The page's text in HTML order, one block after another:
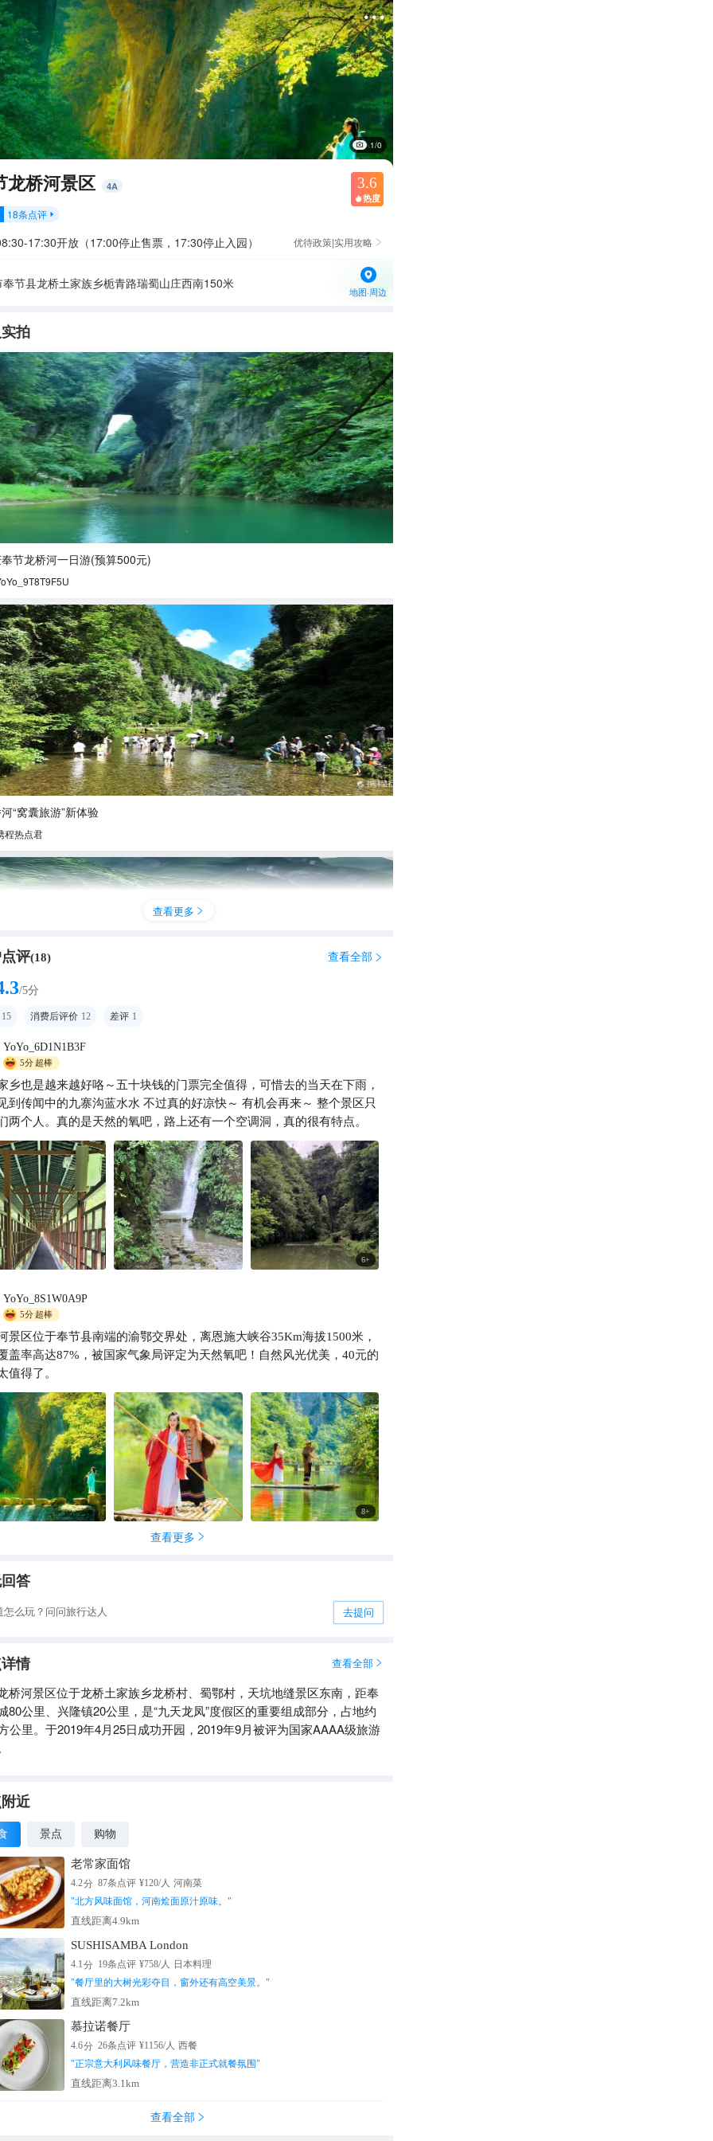

1/0
龙桥河景区 4A 3.6
 热度
18条点评 
17:30开放（17:00停止售票，17:30停止入园） 优待政策|实用攻略 
奉节县龙桥土家族乡栀青路瑞蜀山庄西南150米
地图·周边
拍
节龙桥河一日游(预算500元)
“窝囊旅游”新体验
程热点君
自然奇观💎
的魔力转圈圈。。。
查看更多 
评(18) 查看全部 
/5分
15 消费后评价 12 差评 1
YoYo_6D1N1B3F
5分超棒
乡也是越来越好咯～五十块钱的门票完全值得，可惜去的当天在下雨，
到传闻中的九寨沟蓝水水 不过真的好凉快～ 有机会再来～ 整个景区只
两个人。真的是天然的氧吧，路上还有一个空调洞，真的很有特点。
6+
YoYo_8S1W0A9P
5分超棒
景区位于奉节县南端的渝鄂交界处，离恩施大峡谷35Km海拔1500米，
盖率高达87%，被国家气象局评定为天然氧吧！自然风光优美，40元的
值得了。
8+
查看更多 
答
怎么玩？问问旅行达人 去提问
情 查看全部 
桥河景区位于龙桥土家族乡龙桥村、蜀鄂村，天坑地缝景区东南，距奉
80公里、兴隆镇20公里，是“九天龙凤”度假区的重要组成部分，占地约
公里。于2019年4月25日成功开园，2019年9月被评为国家AAAA级旅游
近
景点 购物
老常家面馆
4.2分 87条点评 ¥120/人 河南菜
"北方风味面馆，河南烩面原汁原味。 "
直线距离4.9km
SUSHISAMBA London
4.1 分 19条点评 ¥758/人
日本料理
"餐厅里的大树光彩夺目，窗外还有高空美景。 "
直线距离7.2km
慕拉诺餐厅
4.6分 26条点评 ¥1156/人 西餐
"正宗意大利风味餐厅，营造非正式就餐氛围"
直线距离3.1km
查看全部 